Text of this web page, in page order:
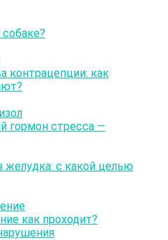
контрацепции: как
гормон стресса —
желудка: с какой целью
как проходит?